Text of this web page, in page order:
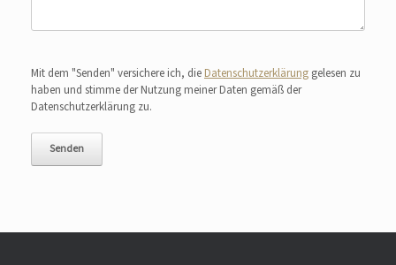
Mit dem "Senden" versichere ich, die Datenschutzerklärung gelesen zu
haben und stimme der Nutzung meiner Daten gemäß der
Datenschutzerklärung zu.